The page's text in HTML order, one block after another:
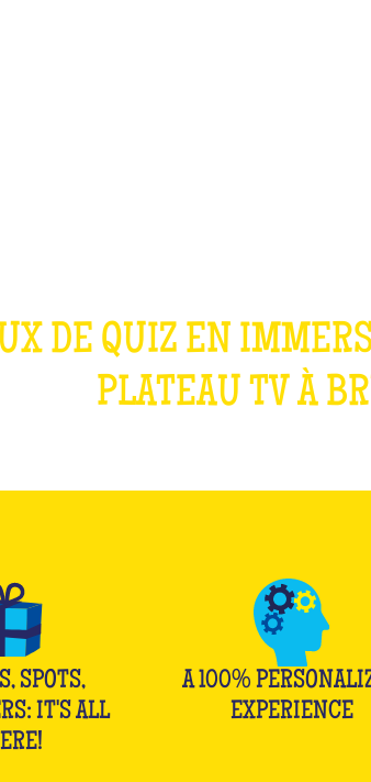
DE QUIZ EN
PLATEAU TV À
SPOTS,
IT'S ALL
A 100%
EXPERIENCE